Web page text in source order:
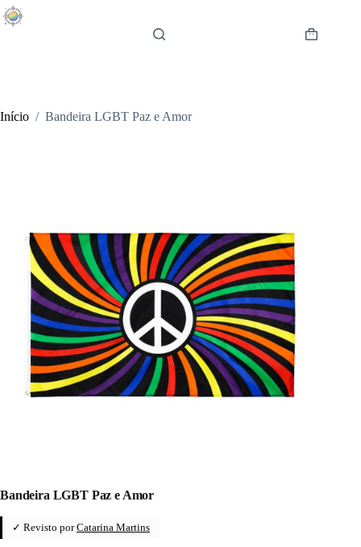
Pular
para
Carrinho
Início / Bandeira LGBT Paz e Amor
Bandeira LGBT Paz e Amor
✓ Revisto porCatarina Martins